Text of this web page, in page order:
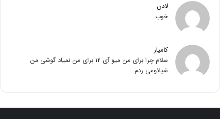
لادن
خوب...
کامیار
سلام چرا برای من میو آی ۱۲ برای من نمیاد گوشی من
شیائومی ردم...